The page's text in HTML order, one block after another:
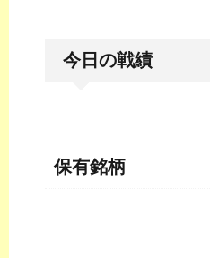
今日の戦績
保有銘柄
今